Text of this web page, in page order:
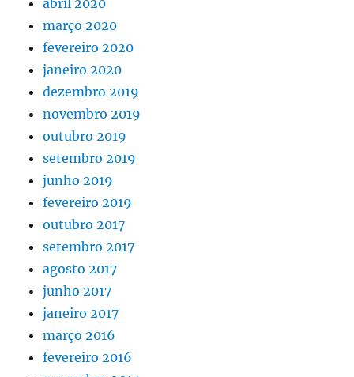
abril 2020
março 2020
fevereiro 2020
janeiro 2020
dezembro 2019
novembro 2019
outubro 2019
setembro 2019
junho 2019
fevereiro 2019
outubro 2017
setembro 2017
agosto 2017
junho 2017
janeiro 2017
março 2016
fevereiro 2016